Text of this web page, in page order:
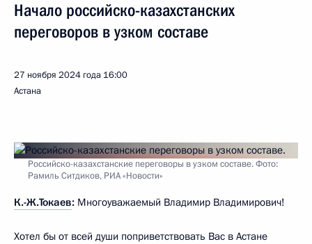
Начало российско-казахстанских
переговоров в узком составе
27 ноября 2024 года 16:00
Астана
Российско-казахстанские переговоры в узком составе. Фото:
Рамиль Ситдиков, РИА «Новости»
К.-Ж.Токаев: Многоуважаемый Владимир Владимирович!
Хотел бы от всей души поприветствовать Вас в Астане